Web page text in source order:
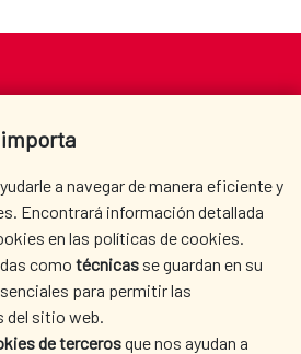
a navegar de manera eficiente y
Encontrará información detallada
en las políticas de cookies.
como técnicas se guardan en su
para permitir las
del sitio web.
de tercerosque nos ayudan a
WHERE DO WE COOPERATE?
PRESS ROOM
LIBRARY